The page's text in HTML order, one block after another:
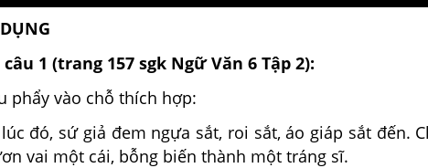
1 (trang 157 sgk Ngữ Văn 6 Tập 2):
phẩy vào chỗ thích hợp:
đó, sứ giả đem ngựa sắt, roi sắt, áo giáp sắt đến.
vai một cái, bỗng biến thành một tráng sĩ.